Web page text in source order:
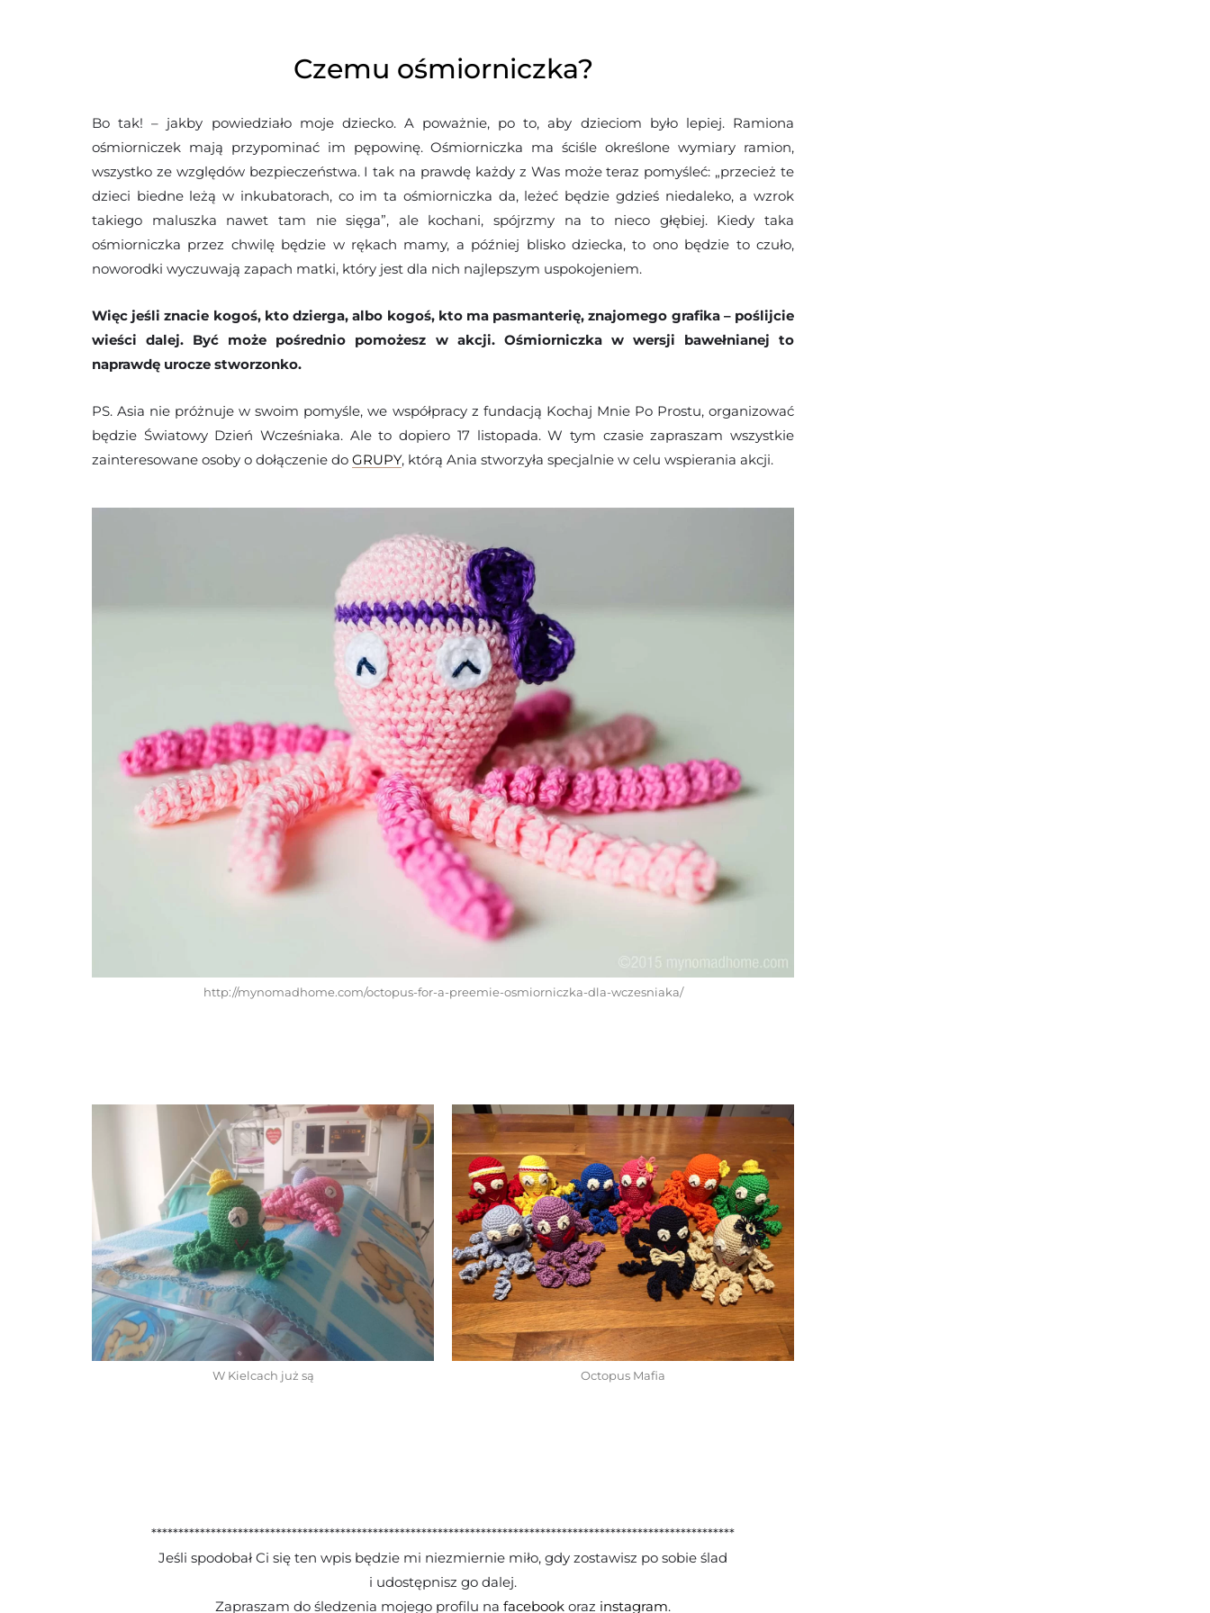
Czemu ośmiorniczka?
Bo tak! – jakby powiedziało moje dziecko. A poważnie, po to, aby dzieciom było lepiej. Ramiona
ośmiorniczek mają przypominać im pępowinę. Ośmiorniczka ma ściśle określone wymiary ramion,
wszystko ze względów bezpieczeństwa. I tak na prawdę każdy z Was może teraz pomyśleć: „przecież te
dzieci biedne leżą w inkubatorach, co im ta ośmiorniczka da, leżeć będzie gdzieś niedaleko, a wzrok
takiego maluszka nawet tam nie sięga”, ale kochani, spójrzmy na to nieco głębiej. Kiedy taka
ośmiorniczka przez chwilę będzie w rękach mamy, a później blisko dziecka, to ono będzie to czuło,
noworodki wyczuwają zapach matki, który jest dla nich najlepszym uspokojeniem.
Więc jeśli znacie kogoś, kto dzierga, albo kogoś, kto ma pasmanterię, znajomego grafika – poślijcie
wieści dalej. Być może pośrednio pomożesz w akcji. Ośmiorniczka w wersji bawełnianej to
naprawdę urocze stworzonko.
PS. Asia nie próżnuje w swoim pomyśle, we współpracy z fundacją Kochaj Mnie Po Prostu, organizować
będzie Światowy Dzień Wcześniaka. Ale to dopiero 17 listopada. W tym czasie zapraszam wszystkie
zainteresowane osoby o dołączenie do GRUPY, którą Ania stworzyła specjalnie w celu wspierania akcji.
http://mynomadhome.com/octopus-for-a-preemie-osmiorniczka-dla-wczesniaka/
W Kielcach już są Octopus Mafia
************************************************************************************************************
Jeśli spodobał Ci się ten wpis będzie mi niezmiernie miło, gdy zostawisz po sobie ślad
i udostępnisz go dalej.
Zapraszam do śledzenia mojego profilu na facebook oraz instagram.